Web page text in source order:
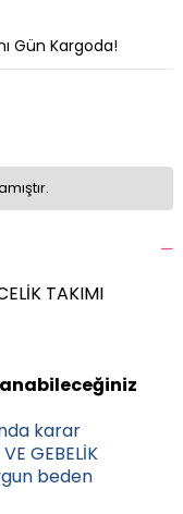
Gün Kargoda!
TAKIMI
karar
GEBELİK
beden